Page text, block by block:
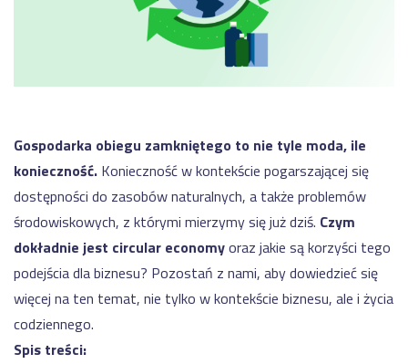
na
Meetup
Produkcyjny
Sprawdź
Demo
maszyn
oraz
linii
(IOT)
System
monitorowania
OEE
-
Dashboardy
KPI
Cyfrowa
matryca
etykiet
Jak
skutecznie
zarządzać
safety
stockami?
Obniżenie
kosztów
operacyjnych
w
firmie
z
grupy
TOYOTA
Gospodarka obiegu zamkniętego to nie tyle moda, ile
konieczność. Konieczność w kontekście pogarszającej się
dostępności do zasobów naturalnych, a także problemów
środowiskowych, z którymi mierzymy się już dziś. Czym
dokładnie jest circular economyoraz jakie są korzyści tego
podejścia dla biznesu? Pozostań z nami, aby dowiedzieć się
więcej na ten temat, nie tylko w kontekście biznesu, ale i życia
codziennego.
Spis treści: